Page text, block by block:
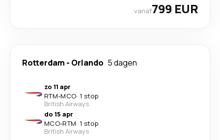
vanaf799 EUR
Rotterdam - Orlando 5 dagen
zo 11 apr
RTM-MCO· 1 stop
British Airways
do 15 apr
MCO-RTM· 1 stop
British Airways